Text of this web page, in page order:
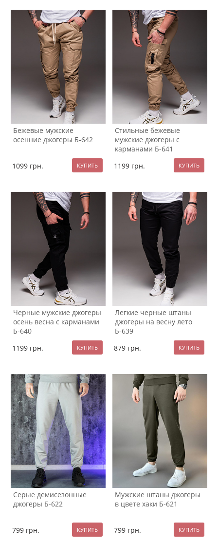
Бежевые мужские
осенние джогеры Б-642
1099 грн.
Стильные бежевые
мужские джогеры с
карманами Б-641
1199 грн.
Черные мужские джогеры
осень весна с карманами
Б-640
1199 грн.
Легкие черные штаны
джогеры на весну лето
Б-639
879 грн.
Серые демисезонные
джогеры Б-622
799 грн.
Мужские штаны джогеры
в цвете хаки Б-621
799 грн.